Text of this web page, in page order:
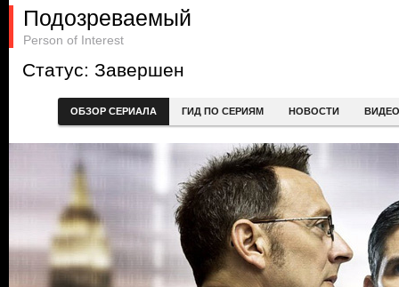
Подозреваемый
Person of Interest
Статус: Завершен
ОБЗОР СЕРИАЛА ГИД ПО СЕРИЯМ НОВОСТИ ВИДЕО